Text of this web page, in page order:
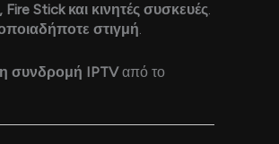
Stick και κινητές συσκευές.
στιγμή.
συνδρομή IPTVαπό το